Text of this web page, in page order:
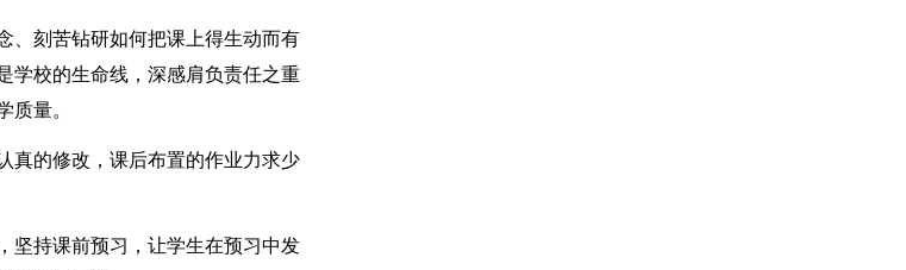
刻苦钻研如何把课上得生动而有
学校的生命线，深感肩负责任之重
质量。
的修改，课后布置的作业力求少
持课前预习，让学生在预习中发